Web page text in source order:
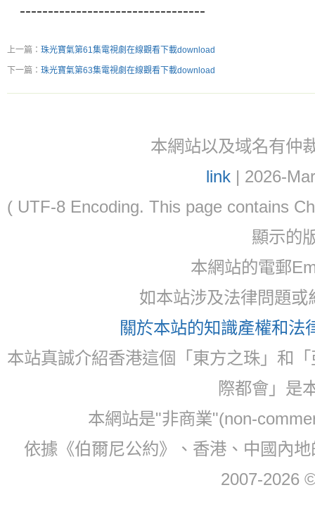
---------------------------------
上一篇： 珠光寶氣第61集電視劇在線觀看下載download
下一篇： 珠光寶氣第63集電視劇在線觀看下載download
本網站以及域名有仲
link| 2026-
( UTF-8 Encoding. This page contains
顯示的
本網站的電郵
如本站涉及法律問題
關於本站的知識產權和法
本站真誠介紹香港這個「東方之珠」和
際都會」是
本網站是"非商業"(non-
依據《伯爾尼公約》、香港、中國內
2007-2026